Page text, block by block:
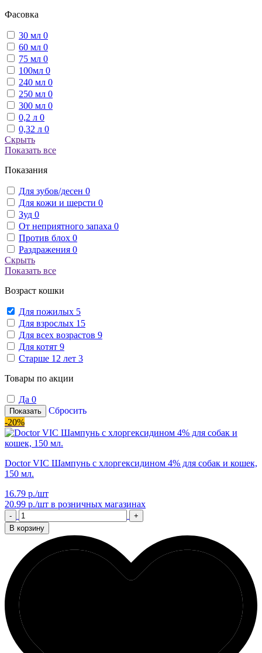
Фасовка
30 мл 0
60 мл 0
75 мл 0
100мл 0
240 мл 0
250 мл 0
300 мл 0
0,2 л 0
0,32 л 0
Скрыть
Показать все
Показания
Для зубов/десен 0
Для кожи и шерсти 0
Зуд 0
От неприятного запаха 0
Против блох 0
Раздражения 0
Скрыть
Показать все
Возраст кошки
Для пожилых 5
Для взрослых 15
Для всех возрастов 9
Для котят 9
Старше 12 лет 3
Товары по акции
Да 0
Показать
Сбросить
-20%
Doctor VIC Шампунь с хлоргексидином 4% для собак и кошек,
150 мл.
16.79 р./шт
20.99 р./шт в розничных магазинах
-
+
В корзину